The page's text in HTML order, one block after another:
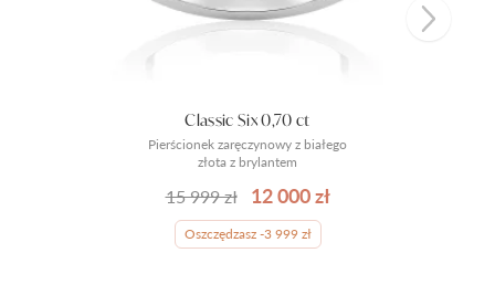
Pierścionek zaręczynowy z białego
złota z brylantem
Classic Six 0,70 ct
15 999 zł 12 000 zł
Oszczędzasz -3 999 zł